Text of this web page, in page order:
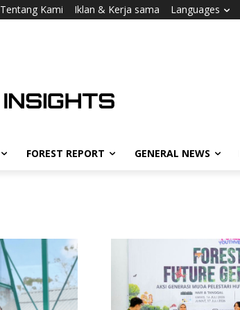
Tentang Kami Iklan & Kerja sama Languages
FOREST REPORT GENERAL NEWS